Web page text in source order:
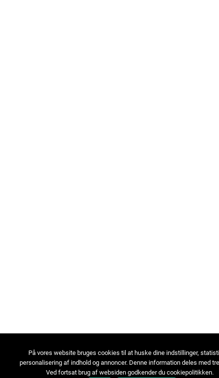
På vores website bruges cookies til at huske dine indstillinger,
personalisering af indhold og annoncer. Denne information deles med
Ved fortsat brug af websiden godkender du cookiepolitikken.